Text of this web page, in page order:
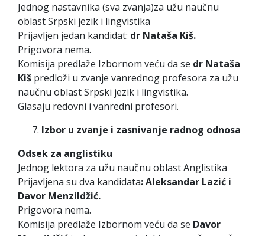
Jednog nastavnika (sva zvanja)za užu naučnu
oblast Srpski jezik i lingvistika
Prijavljen jedan kandidat: dr Nataša Kiš.
Prigovora nema.
Komisija predlaže Izbornom veću da se dr Nataša
Kiš predloži u zvanje vanrednog profesora za užu
naučnu oblast Srpski jezik i lingvistika.
Glasaju redovni i vanredni profesori.
Izbor u zvanje i zasnivanje radnog odnosa
Odsek za anglistiku
Jednog lektora za užu naučnu oblast Anglistika
Prijavljena su dva kandidata: Aleksandar Lazić i
Davor Menzildžić.
Prigovora nema.
Komisija predlaže Izbornom veću da se Davor